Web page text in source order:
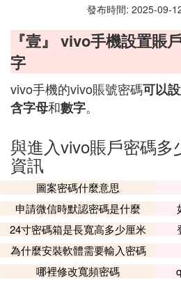
發布時間: 2025-09-
『壹』 vivo手機設置賬
字
vivo手機的vivo賬號密碼可以
含字母和數字。
與進入vivo賬戶密碼多
資訊
圖案密碼什麼意思
申請微信時默認密碼是什麼
24寸密碼箱是長寬高多少厘米
為什麼安裝軟體需要輸入密碼
哪裡修改寬頻密碼